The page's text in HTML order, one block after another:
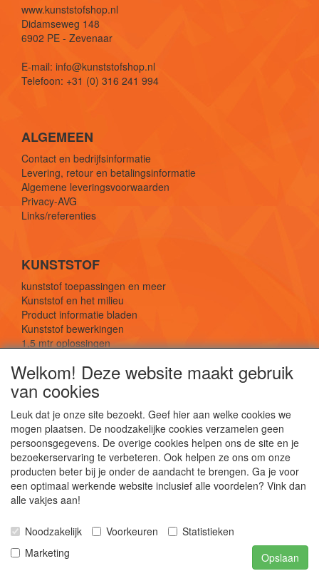
www.kunststofshop.nl
Didamseweg 148
6902 PE - Zevenaar
E-mail: info@kunststofshop.nl
Telefoon: +31 (0) 316 241 994
ALGEMEEN
Contact en bedrijfsinformatie
Levering, retour en betalingsinformatie
Algemene leveringsvoorwaarden
Privacy-AVG
Links/referenties
KUNSTSTOF
kunststof toepassingen en meer
Kunststof en het milieu
Product informatie bladen
Kunststof bewerkingen
1,5 mtr oplossingen
SOCIALE MEDIA
De webshop voor kunststof platen, folies, buizen
duurzame oplossingen.
Welkom! Deze website maakt gebruik
van cookies
Leuk dat je onze site bezoekt. Geef hier aan welke cookies we
mogen plaatsen. De noodzakelijke cookies verzamelen geen
persoonsgegevens. De overige cookies helpen ons de site en je
bezoekerservaring te verbeteren. Ook helpen ze ons om onze
producten beter bij je onder de aandacht te brengen. Ga je voor
een optimaal werkende website inclusief alle voordelen? Vink dan
alle vakjes aan!
Noodzakelijk Voorkeuren
Statistieken
Marketing
Opslaan